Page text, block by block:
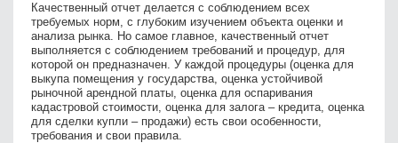
Качественный отчет делается с соблюдением всех
требуемых норм, с глубоким изучением объекта оценки и
анализа рынка. Но самое главное, качественный отчет
выполняется с соблюдением требований и процедур, для
которой он предназначен. У каждой процедуры (оценка для
выкупа помещения у государства, оценка устойчивой
рыночной арендной платы, оценка для оспаривания
кадастровой стоимости, оценка для залога – кредита, оценка
для сделки купли – продажи) есть свои особенности,
требования и свои правила.